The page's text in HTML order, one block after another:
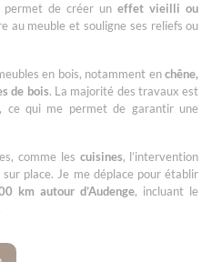
permet de créer uneffet vieilli ou
au meuble et souligne ses reliefs ou
en bois, notamment enchêne,
de bois. La majorité des travaux est
, ce qui me permet de garantir une
comme les cuisines, l’intervention
place. Je me déplace pour établir
km autour d’Audenge, incluant le